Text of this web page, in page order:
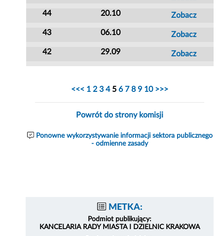
44 20.10 Zobacz
43 06.10 Zobacz
42 29.09 Zobacz
<<< 1 234 5 6 789 10>>>
Powrót do strony komisji
Ponowne wykorzystywanie informacji sektora publicznego
- odmienne zasady
METKA:
Podmiot publikujący:
KANCELARIA RADY MIASTA I DZIELNIC KRAKOWA